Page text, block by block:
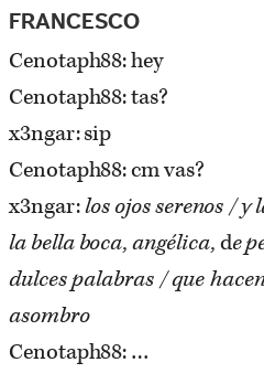
FRANCESCO
Cenotaph88: hey
Cenotaph88: tas?
x3ngar: sip
Cenotaph88: cm vas?
x3ngar:los ojos serenos / y
la bella boca, angélica,de
dulces palabras / que
asombro
Cenotaph88: …